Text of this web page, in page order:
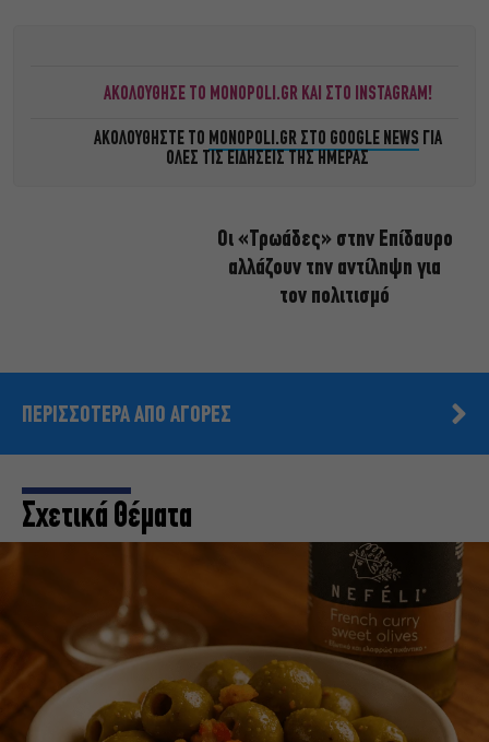
ΑΚΟΛΟΥΘΗΣΕ ΤΟ MONOPOLI.GR ΚΑΙ ΣΤΟ INSTAGRAM!
ΑΚΟΛΟΥΘΗΣΤΕ ΤΟ MONOPOLI.GR ΣΤΟ GOOGLE NEWS ΓΙΑ
ΟΛΕΣ ΤΙΣ ΕΙΔΗΣΕΙΣ ΤΗΣ ΗΜΕΡΑΣ
Οι «Τρωάδες» στην Επίδαυρο
αλλάζουν την αντίληψη για
τον πολιτισμό
ΠΕΡΙΣΣΟΤΕΡΑ ΑΠΟ ΑΓΟΡΕΣ
Σχετικά Θέματα